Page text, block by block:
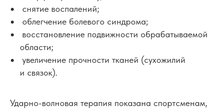
снятие воспалений;
облегчение болевого синдрома;
восстановление подвижности обрабатываемой
области;
увеличение прочности тканей (сухожилий
и связок).
Ударно-волновая терапия показана спортсменам,